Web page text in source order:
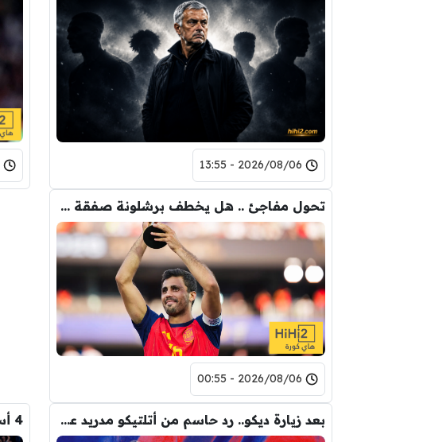
2026/08/06 - 13:55
تحول مفاجئ .. هل يخطف برشلونة صفقة رودري من قلب مدريد ؟
2026/08/06 - 00:55
بعد زيارة ديكو.. رد حاسم من أتلتيكو مدريد على برشلونة في ملف ألفاريز